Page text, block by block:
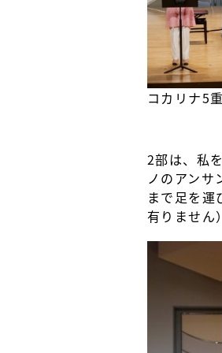
コカリナ5
2部は、私
ノのアンサ
まで足を
有りません